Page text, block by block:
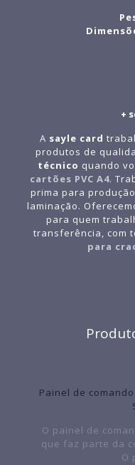
+
A sayle card
produtos de
técnico quando
cartões PVC A4.
prima para
laminação.
para quem
transferência, com
para
Painel de
O painel de
que faz parte da
O